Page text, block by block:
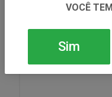
VOCÊ
Sim